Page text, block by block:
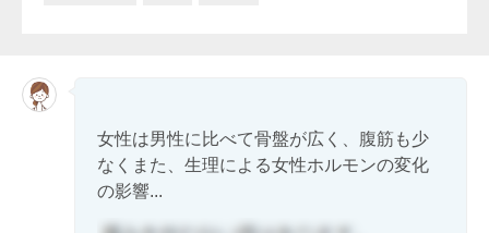
女性は男性に比べて骨盤が広く、腹筋も少
なくまた、生理による女性ホルモンの変化
の影響...